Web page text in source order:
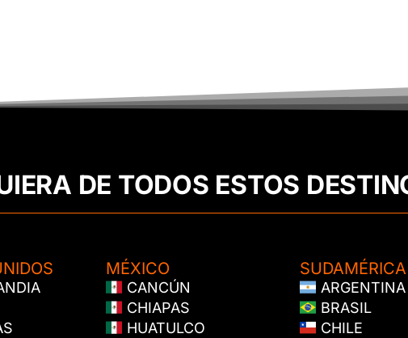
DE TODOS ESTOS
MÉXICO
CANCÚN
CHIAPAS
HUATULCO
SUDAMÉRICA
ARGENTINA
BRASIL
CHILE